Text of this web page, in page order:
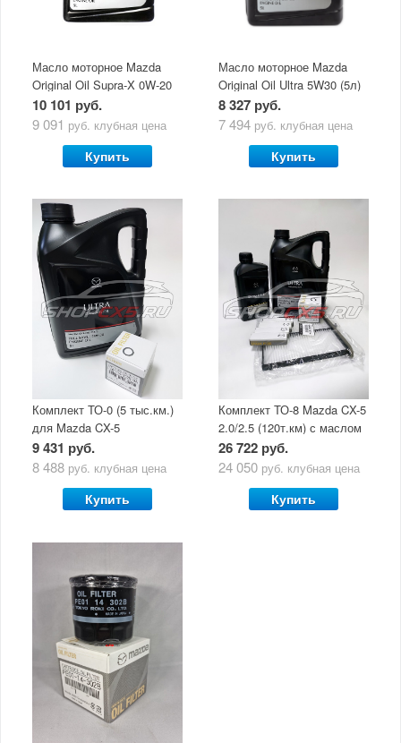
Масло моторное Mazda
Original Oil Supra-X 0W-20
(5 л)
10 101 руб.
9 091 руб. клубная цена
Купить
Масло моторное Mazda
Original Oil Ultra 5W30 (5л)
8 327 руб.
7 494 руб. клубная цена
Купить
Комплект ТО-0 (5 тыс.км.)
для Mazda CX-5
(двигатель 2.0/2.5) с
маслом Mazda Original Oil
9 431 руб.
8 488 руб. клубная цена
Купить
Комплект ТО-8 Mazda CX-5
2.0/2.5 (120т.км) с маслом
Mazda Original Oil Ultra
5W30
26 722 руб.
24 050 руб. клубная цена
Купить